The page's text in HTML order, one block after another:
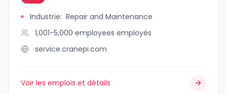
Industrie: Repair and Maintenance
1,001-5,000 employees employés
service.cranepi.com
Voir les emplois et détails